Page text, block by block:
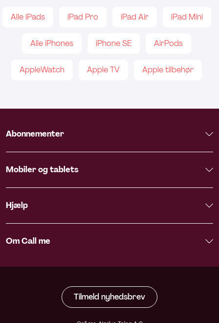
Alle iPads iPad Pro iPad Air iPad Mini
Alle iPhones iPhone SE AirPods
AppleWatch Apple TV Apple tilbehør
Abonnementer
Mobiler og tablets
Hjælp
Om Call me
Tilmeld nyhedsbrev